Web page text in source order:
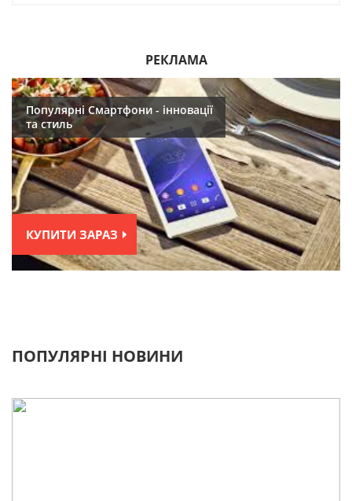
РЕКЛАМА
Популярні Смартфони - інновації
та стиль
КУПИТИ ЗАРАЗ
ПОПУЛЯРНІ НОВИНИ